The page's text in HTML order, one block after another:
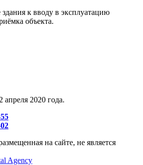
к вводу в эксплуатацию
объекта.
2020 года.
на сайте, не является
Agency